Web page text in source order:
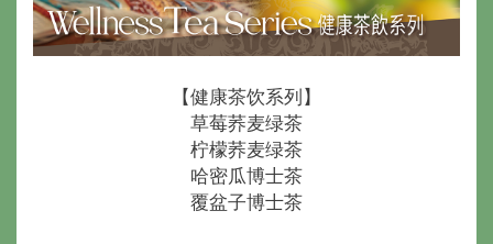
【健康茶饮系列】
草莓荞麦绿茶
柠檬荞麦绿茶
哈密瓜博士茶
覆盆子博士茶